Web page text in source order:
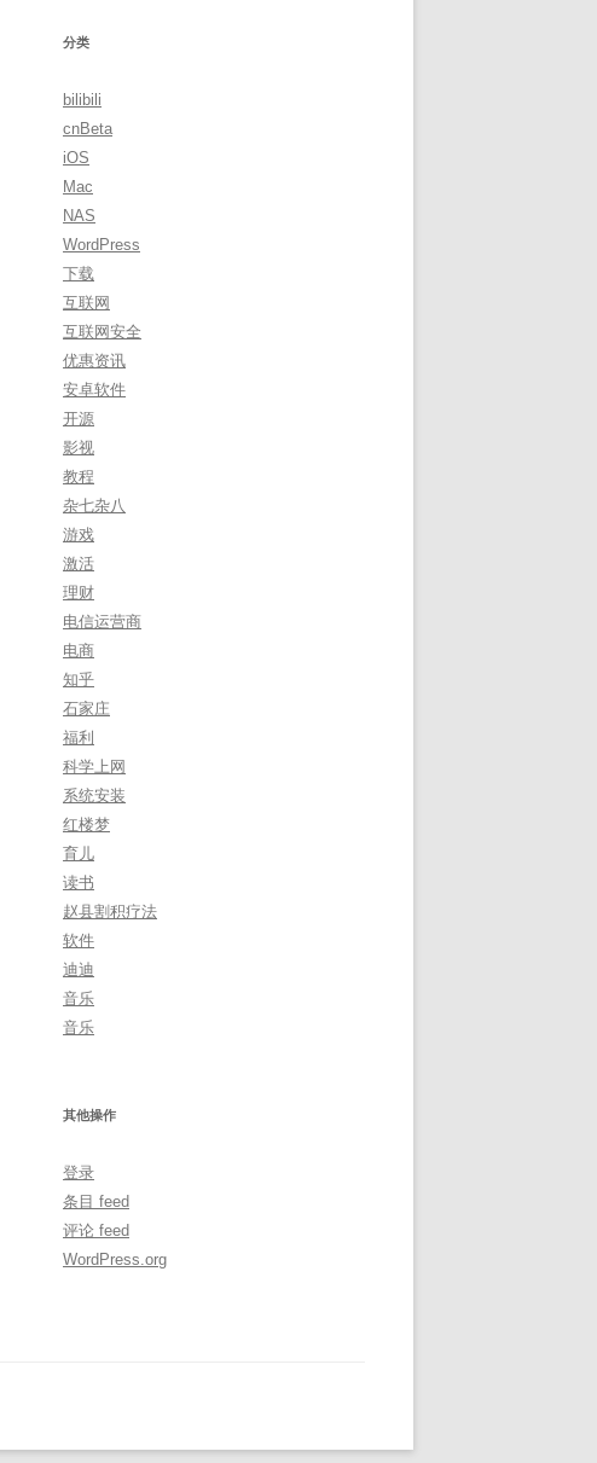
分类
bilibili
cnBeta
iOS
Mac
NAS
WordPress
下载
互联网
互联网安全
优惠资讯
安卓软件
开源
影视
教程
杂七杂八
游戏
激活
理财
电信运营商
电商
知乎
石家庄
福利
科学上网
系统安装
红楼梦
育儿
读书
赵县割积疗法
软件
迪迪
音乐
音乐
其他操作
登录
条目 feed
评论 feed
WordPress.org